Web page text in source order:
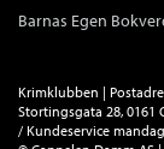
Barnas Egen
Krimklubben |
Stortingsgata 28, 0161
/ Kundeservice